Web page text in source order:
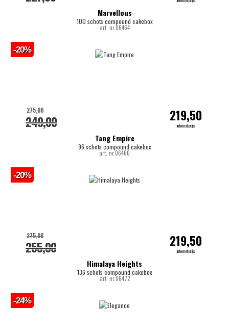
Marvellous
100 schots compound cakebox
art. nr.06464
Tang Empire
96 schots compound cakebox
art. nr.06460
249,00
275,00 219,50
internetprijs
-20%
Himalaya Heights
136 schots compound cakebox
art. nr.06472
255,00
275,00 219,50
internetprijs
-20%
-24%